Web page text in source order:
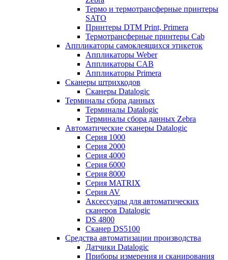
Термо и термотрансферные принтеры
SATO
Принтеры DTM Print, Primera
Термотрансферные принтеры Cab
Аппликаторы самоклеящихся этикеток
Аппликаторы Weber
Аппликаторы CAB
Аппликаторы Primera
Сканеры штрихкодов
Сканеры Datalogic
Терминалы сбора данных
Терминалы Datalogic
Терминалы сбора данных Zebra
Автоматические сканеры Datalogic
Серия 1000
Серия 2000
Серия 4000
Серия 6000
Серия 8000
Серия MATRIX
Серия AV
Аксессуары для автоматических
сканеров Datalogic
DS 4800
Сканер DS5100
Средства автоматизации производства
Датчики Datalogic
Приборы измерения и сканирования